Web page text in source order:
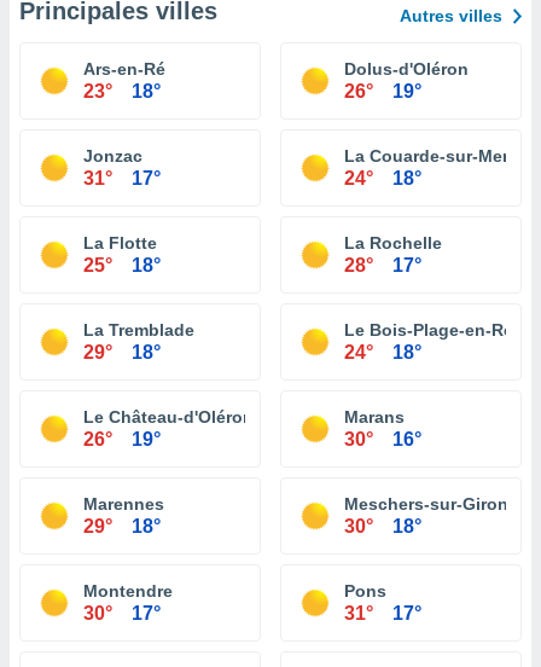
Principales villes Autres villes
Ars-en-Ré
23° 18°
Dolus-d'Oléron
26° 19°
Jonzac
31° 17°
La Couarde-sur-Mer
24° 18°
La Flotte
25° 18°
La Rochelle
28° 17°
La Tremblade
29° 18°
Le Bois-Plage-en-Ré
24° 18°
Le Château-d'Oléron
26° 19°
Marans
30° 16°
Marennes
29° 18°
Meschers-sur-Gironde
30° 18°
Montendre
30° 17°
Pons
31° 17°